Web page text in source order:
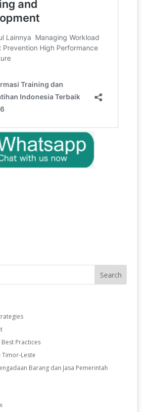
Practices
Timor-Leste
Barang dan Jasa Pemerintah